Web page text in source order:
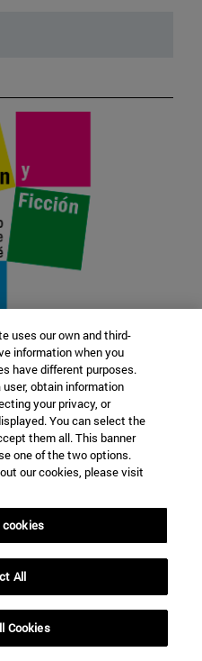
Varios artistas
uses our own and third-
information when you
have different purposes.
obtain information
your privacy, or
You can select the
them all. This banner
one of the two options.
our cookies, please visit
cookies
All
Cookies